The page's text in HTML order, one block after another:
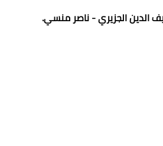
الدين الجزيري - ناصر منسي.